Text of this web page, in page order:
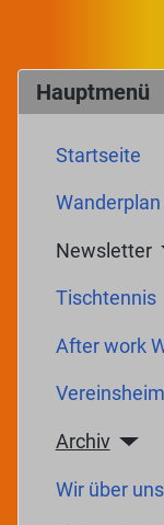
Hauptmenü
Startseite
Wanderplan
Newsletter
Tischtennis
After work
Vereinsheim
Archiv
Wir über uns